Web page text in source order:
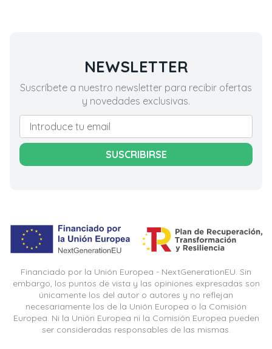
NEWSLETTER
Suscríbete a nuestro newsletter para recibir ofertas
y novedades exclusivas.
SUSCRIBIRSE
Financiado por la Unión Europea - NextGenerationEU. Sin
embargo, los puntos de vista y las opiniones expresadas son
únicamente los del autor o autores y no reflejan
necesariamente los de la Unión Europea o la Comisión
Europea. Ni la Unión Europea ni la Comisión Europea pueden
ser consideradas responsables de las mismas.